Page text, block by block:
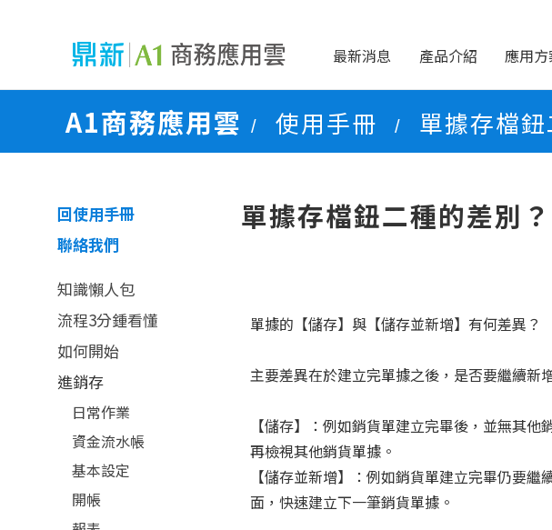
最新消息
產品介紹 應用
A1商務應用雲 / 使用手冊 / 單據存檔
回使用手冊
聯絡我們
知識懶人包
流程3分鍾看懂
如何開始
進銷存
日常作業
資金流水帳
基本設定
開帳
單據存檔鈕二種的差別？
單據的【儲存】與【儲存並新增】有何差異？
主要差異在於建立完單據之後，是否要繼續新
【儲存】：例如銷貨單建立完畢後，並無其
再檢視其他銷貨單據。
【儲存並新增】：例如銷貨單建立完畢仍要
面，快速建立下一筆銷貨單據。